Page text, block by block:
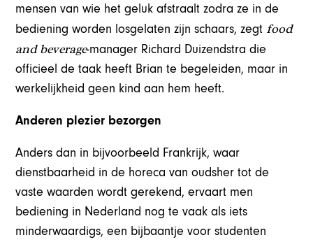
mensen van wie het geluk afstraalt zodra ze in de
bediening worden losgelaten zijn schaars, zegt food
and beverage-manager Richard Duizendstra die
officieel de taak heeft Brian te begeleiden, maar in
werkelijkheid geen kind aan hem heeft.
Anderen plezier bezorgen
Anders dan in bijvoorbeeld Frankrijk, waar
dienstbaarheid in de horeca van oudsher tot de
vaste waarden wordt gerekend, ervaart men
bediening in Nederland nog te vaak als iets
minderwaardigs, een bijbaantje voor studenten